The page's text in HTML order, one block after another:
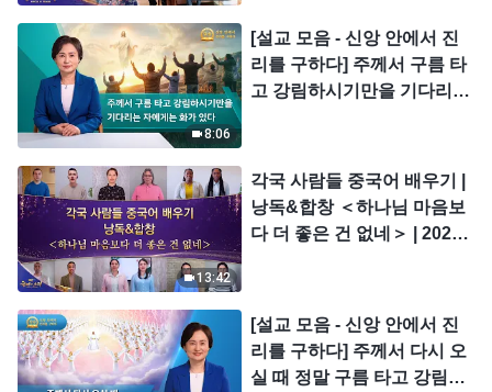
8:06
[설교 모음 - 신앙 안에서 진
리를 구하다] 주께서 구름 타
고 강림하시기만을 기다리는
13:42
각국 사람들 중국어 배우기 |
낭독&합창 ＜하나님 마음보
다 더 좋은 건 없네＞ | 2026
[설교 모음 - 신앙 안에서 진
리를 구하다] 주께서 다시 오
실 때 정말 구름 타고 강림하